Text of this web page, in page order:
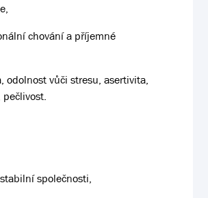
chování a příjemné
odolnost vůči stresu, asertivita,
společnosti,